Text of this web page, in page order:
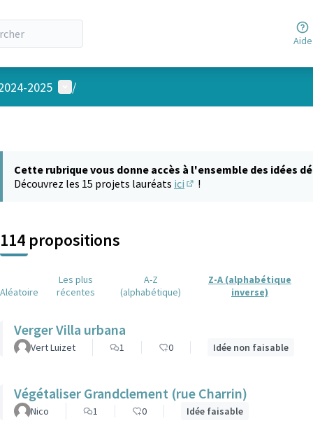
Aide
2025 Menu utilisateur
/
Cette rubrique vous donne accès à l'ensemble des idées
Découvrez les 15 projets lauréats ici !
114 propositions
Aléatoire
Les plus
récentes
A-Z
(alphabétique)
Z-A (alphabétique
inverse)
Verger Villa urbana
Vert Luizet 1 0 Idée non faisable
Végétaliser Grandclement (rue Charrin)
Nico 1 0 Idée faisable